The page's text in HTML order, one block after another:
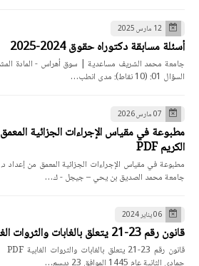
12 مارس 2025
أسئلة مسابقة دكتوراه حقوق 2024-2025
جامعة محمد الشريف مساعدية | سوق أهراس - المادة
السؤال 01: (10 نقاط): مدى انطب…
07 مارس 2026
مطبوعة في مقياس الإجراءات الجزائية
الكريم PDF
جامعة محمد الصديق بن يحي – جيجل - ك…
06 يناير 2024
قانون رقم 23-21 يتعلق بالغابات والثروات الغابية PDF